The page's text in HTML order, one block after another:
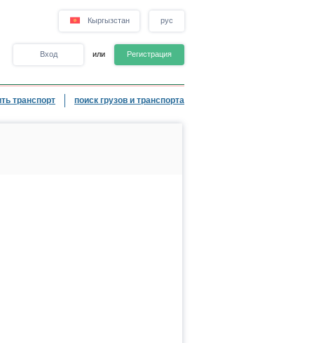
Кыргызстан рус
Вход или Регистрация
транспорт поиск грузов и транспорта